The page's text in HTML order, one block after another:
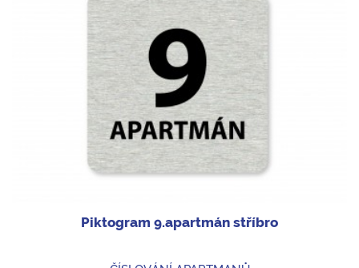
Piktogram 9.apartmán stříbro